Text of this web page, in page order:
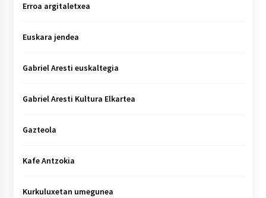
Erroa argitaletxea
Euskara jendea
Gabriel Aresti euskaltegia
Gabriel Aresti Kultura Elkartea
Gazteola
Kafe Antzokia
Kurkuluxetan umegunea